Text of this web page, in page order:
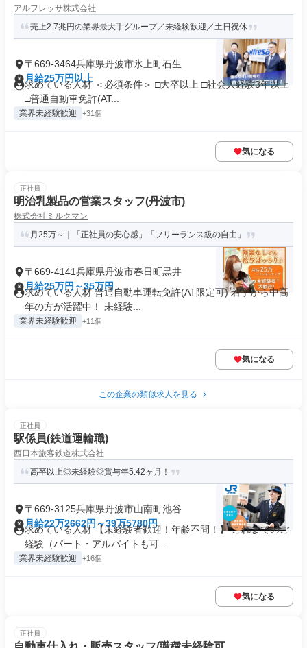
アルフレッサ株式会社
売上2.7兆円の業界最大手グループ／未経験歓迎／土日祝休
〒669-3464兵庫県丹波市氷上町石生
月給25万円以上
求めている人材 ＜必須条件＞ □大卒以上 □社会人経験3年以上
□普通自動車免許(AT...
業界未経験歓迎 +31個
気になる
正社員
明治乳製品の営業スタッフ(丹波市)
株式会社ミルクマン
月25万～｜「正社員の安心感」「フリーランス級の自由」
〒669-4141兵庫県丹波市春日町黒井
月給25万円～35万円
求めている人材 普通自動車運転免許(AT限定可) 若手から中高
年の方が活躍中！ 未経験...
業界未経験歓迎 +11個
気になる
この企業の類似求人を見る
正社員
駅係員(鉄道運輸職)
西日本旅客鉄道株式会社
高卒以上◎未経験◎賞与年5.42ヶ月！
〒669-3125兵庫県丹波市山南町池谷
月給22万2662円～39万5780円
求めている人材 【未経験者歓迎！年齢不問！】 これまでのご
経験（パート・アルバイトも可...
業界未経験歓迎 +16個
気になる
正社員